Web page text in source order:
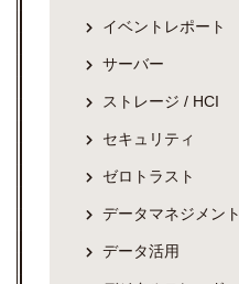
イベントレポート
サーバー
ストレージ / HCI
セキュリティ
ゼロトラスト
データマネジメント
データ活用